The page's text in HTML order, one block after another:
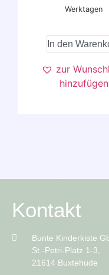
Werktagen
In den
zur
hinzufügen
Kontakt
Bunte Kinderkiste
St.-Petri-Platz 1-3,
21614 Buxtehude